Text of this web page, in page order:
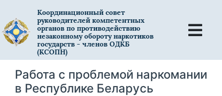
Координационный совет
руководителей компетентных
органов по противодействию
незаконному обороту наркотиков
государств - членов ОДКБ
(КСОПН)
Работа с проблемой наркомании
в Республике Беларусь